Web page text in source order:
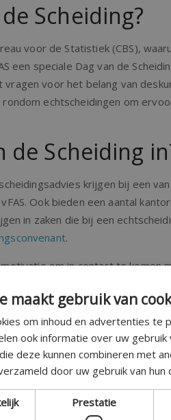
Scheiding?
voor de Statistiek (CBS),
een speciale Dag van de
voor het belang van
echtscheidingen om
de Scheiding
krijgen bij een
Ook bieden een aantal
in zaken die bij een
.
om in contact te komen
vFAS, dat wij van harte
zich niet bij de vFAS aansluiten.
voor scheidingen en
de buurt.
overzicht Volgend
maakt gebruik van
om inhoud en advertenties te
ook informatie over uw
deze kunnen combineren met
door uw gebruik van hun
Prestatie